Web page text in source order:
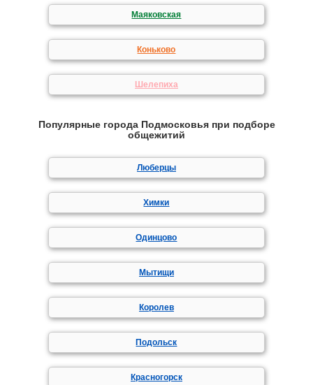
Маяковская
Коньково
Шелепиха
Популярные города Подмосковья при подборе
общежитий
Люберцы
Химки
Одинцово
Мытищи
Королев
Подольск
Красногорск